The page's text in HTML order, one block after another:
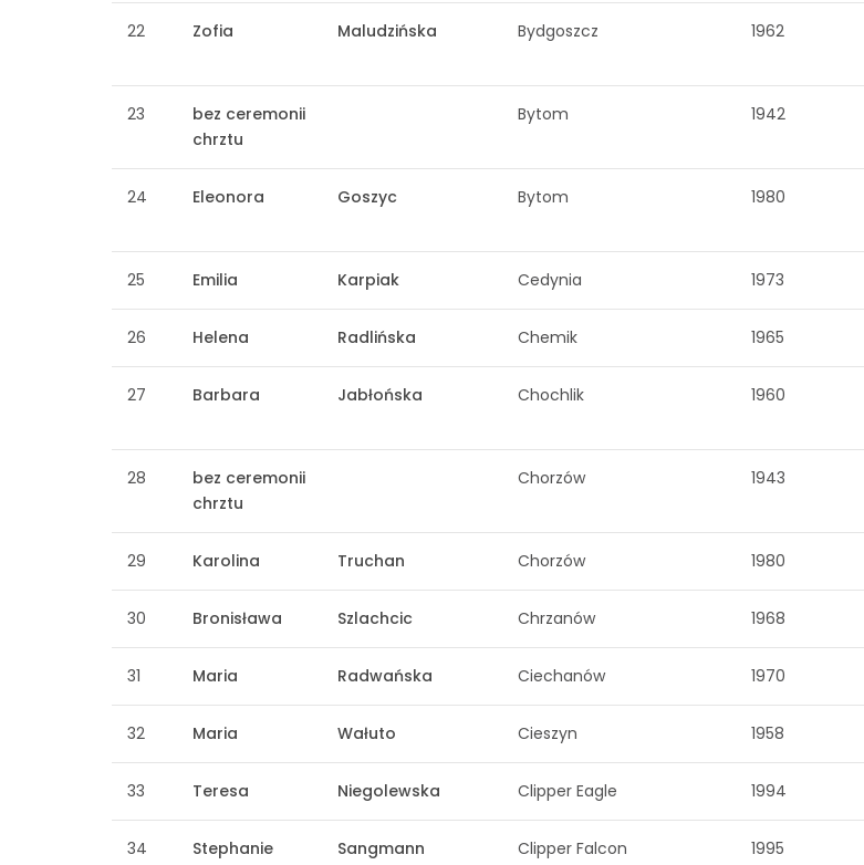
22 Zofia Maludzińska Bydgoszcz 1962
23
bez ceremonii
chrztu
Bytom 1942
24 Eleonora Goszyc Bytom 1980
25 Emilia Karpiak Cedynia 1973
26 Helena Radlińska Chemik 1965
27 Barbara Jabłońska Chochlik 1960
28
bez ceremonii
chrztu
Chorzów 1943
29 Karolina Truchan Chorzów 1980
30 Bronisława Szlachcic Chrzanów 1968
31 Maria Radwańska Ciechanów 1970
32 Maria Wałuto Cieszyn 1958
33 Teresa Niegolewska Clipper Eagle 1994
34 Stephanie Sangmann Clipper Falcon 1995